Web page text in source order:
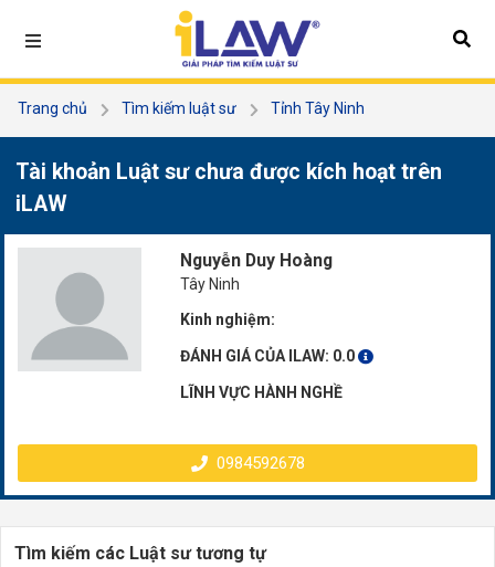
Trang chủ Tìm kiếm luật sư
Tỉnh Tây Ninh
Tài khoản Luật sư chưa được kích hoạt trên
iLAW
Nguyễn Duy Hoàng
Tây Ninh
Kinh nghiệm:
ĐÁNH GIÁ CỦA ILAW: 0.0
LĨNH VỰC HÀNH NGHỀ
0984592678
Tìm kiếm các Luật sư tương tự